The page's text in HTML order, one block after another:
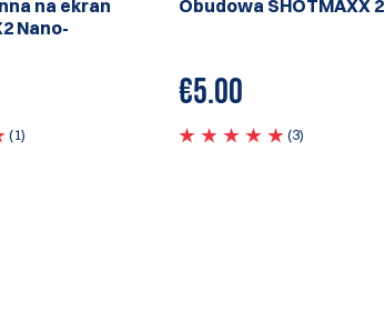
na ekran
Nano-
(1)
Obudowa SHOTMAXX 2
€5.00
(3)